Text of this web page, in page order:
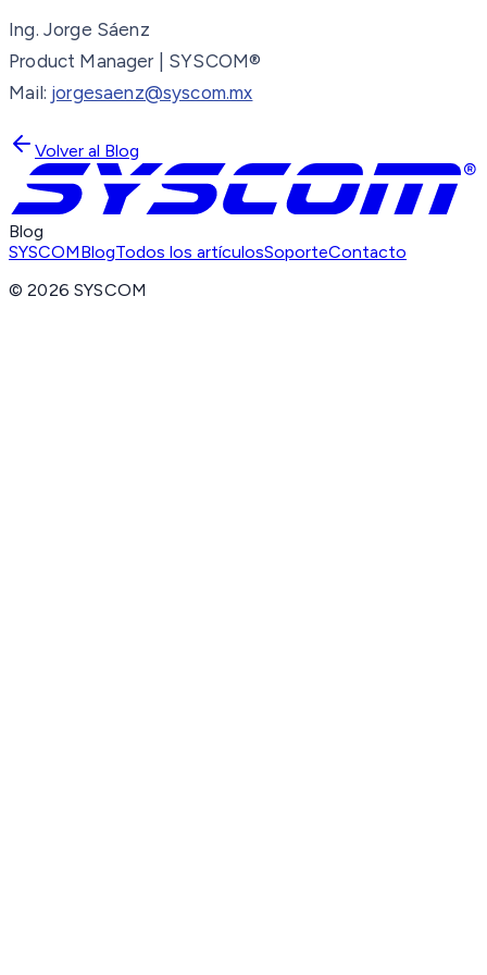
Ing. Jorge Sáenz
Product Manager | SYSCOM®
Mail: jorgesaenz@syscom.mx
Volver al Blog
Blog
SYSCOMBlogTodos los artículosSoporteContacto
©2026 SYSCOM